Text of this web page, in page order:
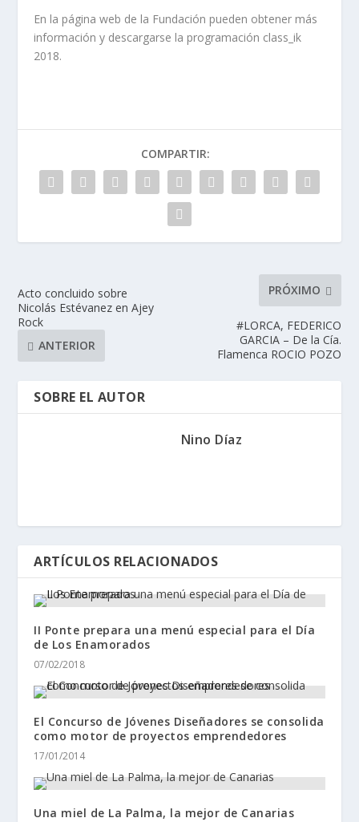
En la página web de la Fundación pueden obtener más
información y descargarse la programación class_ik
2018.
COMPARTIR:
Acto concluido sobre
Nicolás Estévanez en Ajey
Rock
ANTERIOR
PRÓXIMO
#LORCA, FEDERICO
GARCIA – De la Cía.
Flamenca ROCIO POZO
SOBRE EL AUTOR
Nino Díaz
ARTÍCULOS RELACIONADOS
II Ponte prepara una menú especial para el Día
de Los Enamorados
07/02/2018
El Concurso de Jóvenes Diseñadores se consolida
como motor de proyectos emprendedores
17/01/2014
Una miel de La Palma, la mejor de Canarias